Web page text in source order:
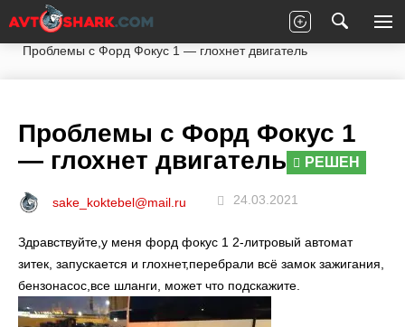
Главная Вопросы экспертам
Focus
Проблемы с Форд Фокус 1 — глохнет двигатель
Проблемы с Форд Фокус 1
— глохнет двигатель
РЕШЕН
sake_koktebel@mail.ru 24.03.2021
Здравствуйте,у меня форд фокус 1 2-литровый автомат
зитек, запускается и глохнет,перебрали всё замок зажигания,
бензонасос,все шланги, может что подскажите.